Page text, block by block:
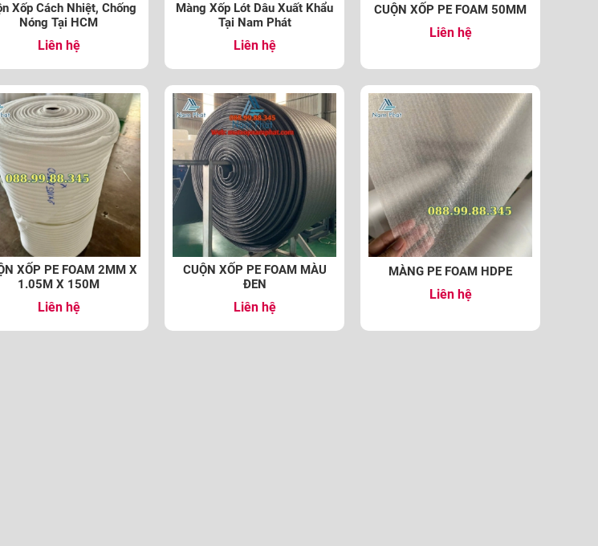
Xốp Cách Nhiệt, Chống
Nóng Tại HCM
Liên hệ
Màng Xốp Lót Dâu Xuất Khẩu
Tại Nam Phát
Liên hệ
CUỘN XỐP PE FOAM 50MM
Liên hệ
XỐP PE FOAM 2MM X
1.05M X 150M
Liên hệ
CUỘN XỐP PE FOAM MÀU
ĐEN
Liên hệ
MÀNG PE FOAM HDPE
Liên hệ